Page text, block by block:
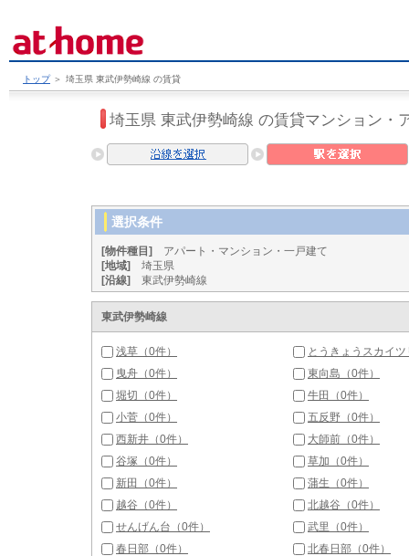
トップ ＞ 埼玉県 東武伊勢崎線 の賃貸
埼玉県 東武伊勢崎線 の賃貸マンション・
選択条件
[物件種目]
アパート・マンション・一戸建て
[地域]
埼玉県
[沿線]
東武伊勢崎線
東武伊勢崎線
浅草（0件）
とうきょうスカイ
曳舟（0件）
東向島（0件）
堀切（0件）
牛田（0件）
小菅（0件）
五反野（0件）
西新井（0件）
大師前（0件）
谷塚（0件）
草加（0件）
新田（0件）
蒲生（0件）
越谷（0件）
北越谷（0件）
せんげん台（0件）
武里（0件）
春日部（0件）
北春日部（0件）